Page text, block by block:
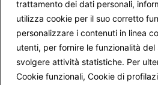
trattamento dei dati personali,
utilizza cookie per il suo corretto
personalizzare i contenuti in linea
utenti, per fornire le funzionalità
svolgere attività statistiche. Per
Cookie funzionali, Cookie di
Mappa del sito
Progetti Darsi Pace
Calendario
Privacy Policy